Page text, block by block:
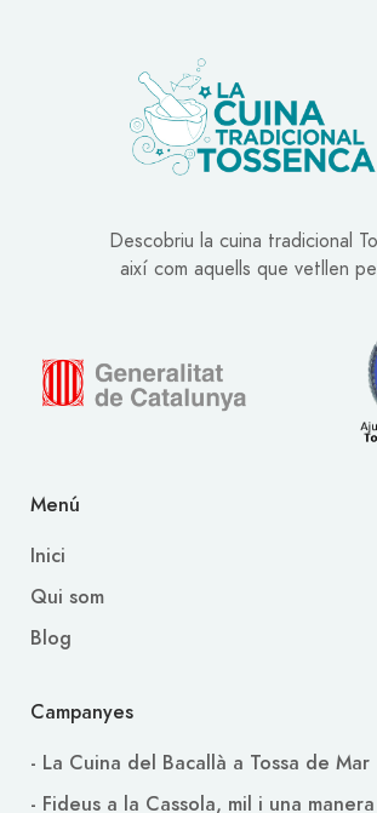
Descobriu la cuina tradicional
així com aquells que vetllen
Menú
Inici
Qui som
Blog
Campanyes
- La Cuina del Bacallà a Tossa de Mar
- Fideus a la Cassola, mil i una